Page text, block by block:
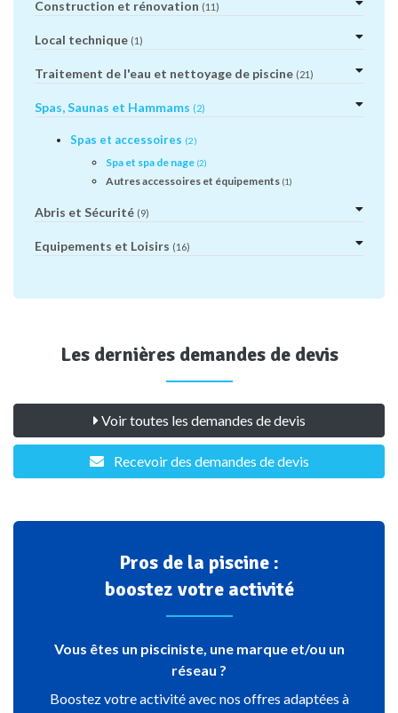
Construction et rénovation (11)
Local technique (1)
Traitement de l'eau et nettoyage de piscine (21)
Spas, Saunas et Hammams (2)
Spas et accessoires (2)
Spa et spa de nage (2)
Autres accessoires et équipements (1)
Abris et Sécurité (9)
Equipements et Loisirs (16)
Les dernières demandes de devis
Voir toutes les demandes de devis
Recevoir des demandes de devis
Pros de la piscine :
boostez votre activité
Vous êtes un pisciniste, une marque et/ou un
réseau ?
Boostez votre activité avec nos offres adaptées à